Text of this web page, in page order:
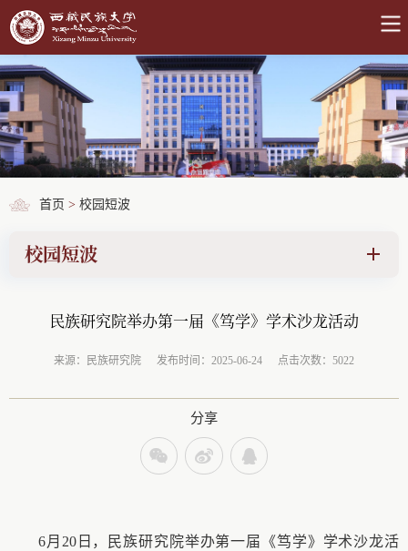
首页 > 校园短波
校园短波
民族研究院举办第一届《笃学》学术沙龙活动
来源：民族研究院 发布时间：2025-06-24 点击次数：5022
分享
6月20日，民族研究院举办第一届《笃学》学术沙龙活